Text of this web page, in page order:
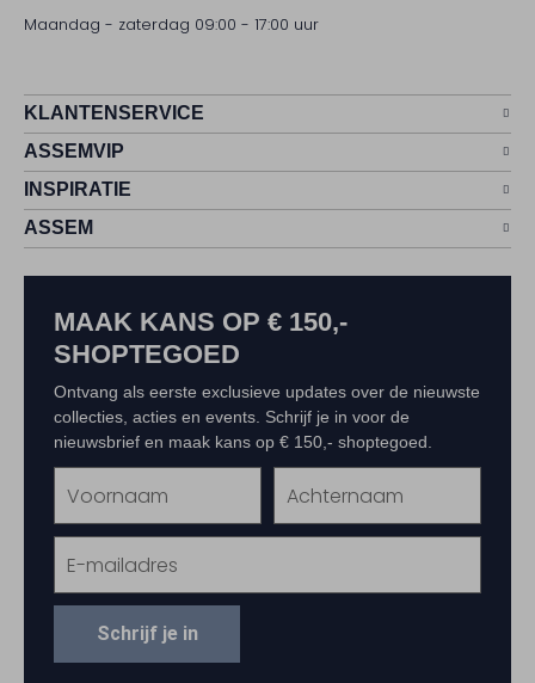
Maandag - zaterdag 09:00 - 17:00 uur
KLANTENSERVICE
ASSEMVIP
INSPIRATIE
ASSEM
MAAK KANS OP € 150,-
SHOPTEGOED
Ontvang als eerste exclusieve updates over de nieuwste
collecties, acties en events. Schrijf je in voor de
nieuwsbrief en maak kans op € 150,- shoptegoed.
Schrijf je in